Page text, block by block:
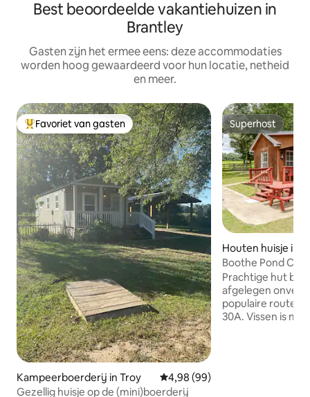
Best beoordeelde vakantiehuizen in
Brantley
Gasten zijn het ermee eens: deze accommodaties
worden hoog gewaardeerd voor hun locatie, netheid
en meer.
Topfavoriet van gasten
Favoriet van gasten
Kampeerboerderij in Troy Gemiddelde beoordeling van
4,98 (99)
Gezellig huisje op de (mini)boerderij
Superhost
Superhost
Houten huisje in
Boothe Pond
Prachtige hut bij
afgelegen
populaire route
30A. Vissen is